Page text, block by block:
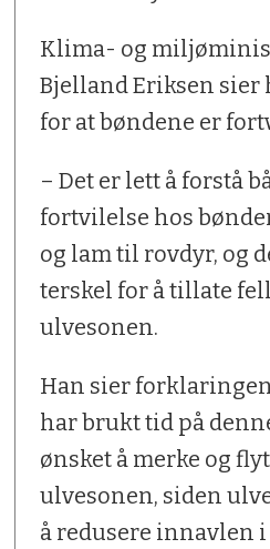
Klima- og
Bjelland Eriksen sier
for at bøndene er
– Det er lett å forstå
fortvilelse hos
og lam til rovdyr, og
terskel for å tillate
ulvesonen.
Han sier
har brukt tid på
ønsket å merke og
ulvesonen, siden
å redusere innavlen i